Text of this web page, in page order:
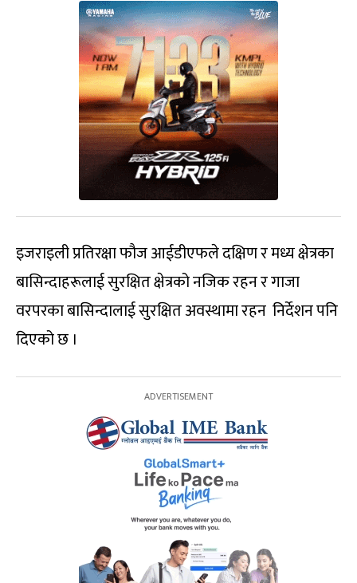
इजराइली प्रतिरक्षा फौज आईडीएफले दक्षिण र मध्य क्षेत्रका
बासिन्दाहरूलाई सुरक्षित क्षेत्रको नजिक रहन र गाजा
वरपरका बासिन्दालाई सुरक्षित अवस्थामा रहन निर्देशन पनि
दिएको छ ।